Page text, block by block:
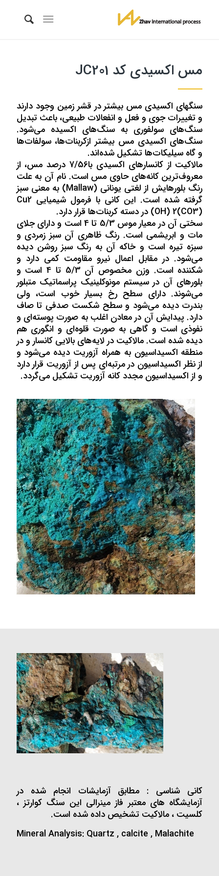
مس اکسیدی کد JC201
سنگهای اکسیدی مس بیشتر در قشر زمین وجود دارند
و تغییرات جوی و فعل و انفعالات طبیعی، باعث تبدیل
سنگ‌های سولفوری به سنگ‌های اکسیده می‌شود.
سنگ‌های اکسیدی مس بیشتر ازکربنات‌ها، سولفات‌ها
و گاه سیلیکات‌ها تشکیل شده‌اند.
مالاکیت از کانسارهای اکسیدی با7/56 درصد مس، از
معروف‌ترین کانه‌های حاوی مس است. نام آن به علت
رنگ بلورهایش از لغتی یونانی (Mallaw) به معنی سبز
گرفته شده است. این کانی با فرمول شیمیایی Cu2
(OH) 2(CO3) در دسته کربنات‌ها قرار دارد.
سختی آن در معیار موس 5/3 تا 4 است و دارای جلای
مات و ابریشمی است. رنگ ظاهری آن سبز زمردی و
سبزه تیره است و خاکه آن به رنگ سبز روشن دیده
می‌شود. در مقابل اعمال نیرو مقاومت کمی دارد و
شکننده است. وزن مخصوص آن 5/3 تا 4 است و
بلورهای آن در سیستم مونوکلینیک پراسماتیک متبلور
می‌شوند. دارای سطح رخ بسیار خوب است، ولی
بندرت دیده می‌شود و سطح شکست صدفی تا صاف
دارد. پیدایش آن در معادن اغلب به صورت پوسته‌ای و
نفوذی است و گاهی به صورت قلوه‌ای و انگوری هم
دیده‌ شده است. مالاکیت در لایه‌های بالایی کانسار و در
منطقه اکسیداسیون به همراه آزوریت دیده‌ می‌شود و
از نظر اکسیداسیون در مرتبه‌ای پس از آزوریت قرار دارد
و از اکسیداسیون مجدد کانه آزوریت تشکیل می‌گردد.
کانی شناسی : مطابق آزمایشات انجام شده در
آزمایشگاه های معتبر فاز مینرالی این سنگ کوارتز ،
کلسیت ، مالاکیت تشخیص داده شده است.
Mineral Analysis: Quartz , calcite , Malachite